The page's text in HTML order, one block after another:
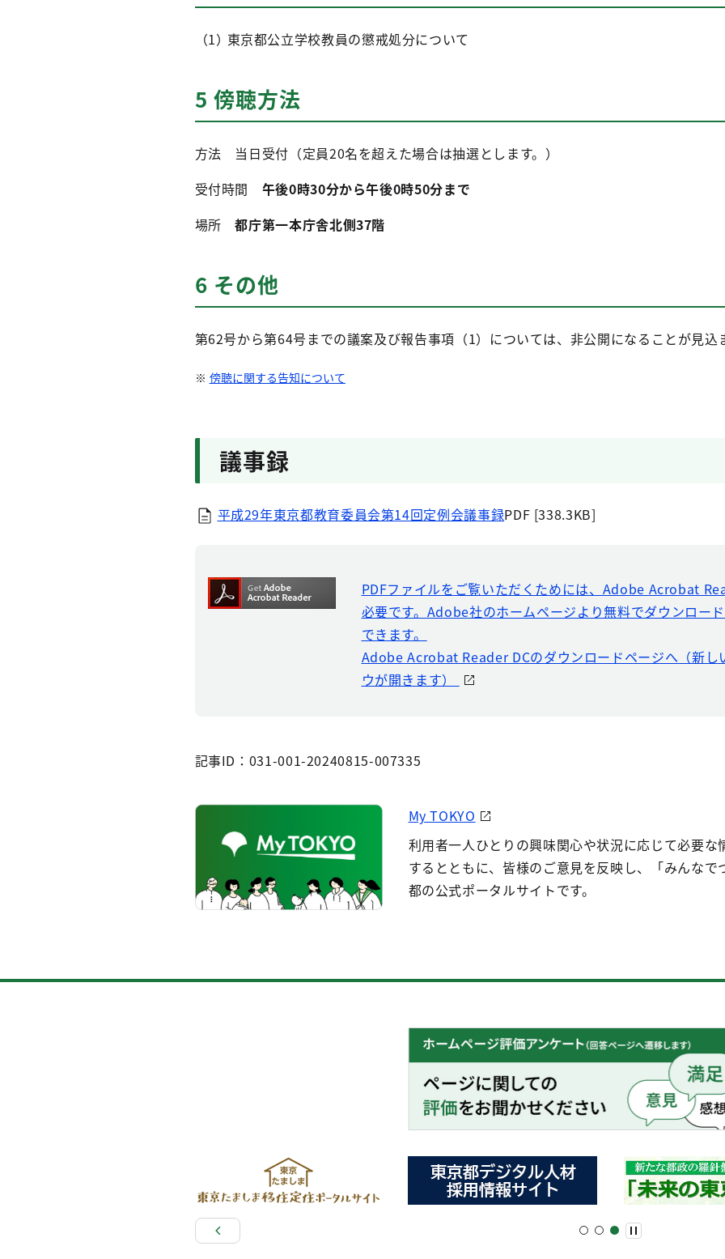
東京都公立学校教員の懲戒処分について
5 傍聴方法
方法 当日受付（定員20名を超えた場合は抽選とします。）
受付時間 午後0時30分から午後0時50分まで
場所都庁第一本庁舎北側37階
6 その他
第62号から第64号までの議案及び報告事項（1）については、非公開になることが見込
傍聴に関する告知について
議事録
平成29年東京都教育委員会第14回定例会議事録PDF [338.3KB]
PDFファイルをご覧いただくためには、Adobe Acrobat
必要です。Adobe社のホームページより無料でダウンロー
できます。
Adobe Acrobat Reader DCのダウンロードページへ（新し
ウが開きます）
記事ID：031-001-20240815-007335
My TOKYO
利用者一人ひとりの興味関心や状況に応じて必要な
するとともに、皆様のご意見を反映し、「みんなで
都の公式ポータルサイトです。